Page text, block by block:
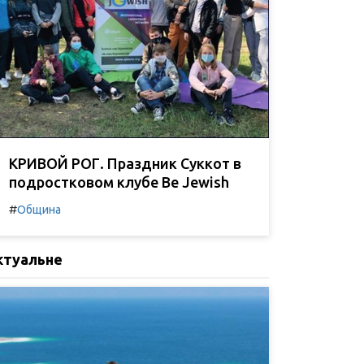
КРИВОЙ РОГ. Праздник Суккот в
подростковом клубе Be Jewish
#Община